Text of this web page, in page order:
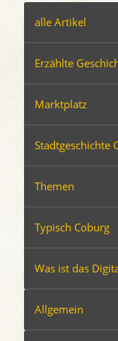
alle Artikel
Erzählte
Marktplatz
Stadtgeschichte
Themen
Typisch Coburg
Was ist das
Allgemein